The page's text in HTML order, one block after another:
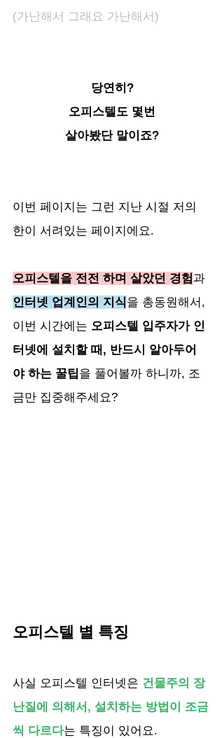
(가난해서 그래요 가난해서)
당연히?
오피스텔도 몇번
살아봤단 말이죠?
이번 페이지는 그런 지난 시절 저의
한이 서려있는 페이지에요.
오피스텔을 전전 하며 살았던 경험과
인터넷 업계인의 지식을 총동원해서,
이번 시간에는 오피스텔 입주자가 인
터넷에 설치할 때, 반드시 알아두어
야 하는 꿀팁을 풀어볼까 하니까, 조
금만 집중해주세요?
오피스텔 별 특징
사실 오피스텔 인터넷은 건물주의 장
난질에 의해서, 설치하는 방법이 조금
씩 다르다는 특징이 있어요.